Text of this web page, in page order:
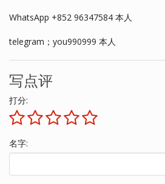
WhatsApp +852 96347584 本人
telegram；you990999 本人
写点评
打分:
名字: